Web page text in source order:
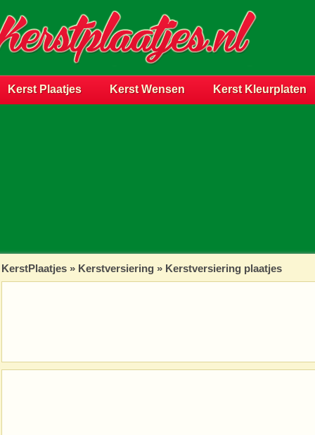
Kerst Plaatjes Kerst Wensen Kerst Kleurplaten
KerstPlaatjes » Kerstversiering » Kerstversiering plaatjes